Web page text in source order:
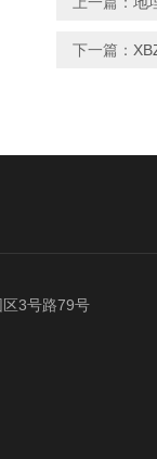
下一篇：
3号路79号